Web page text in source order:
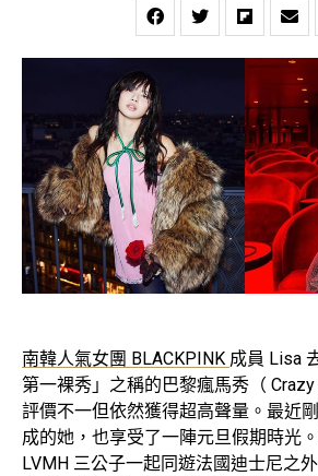
南韓人氣女團 BLACKPINK 成員 Lisa
第一裸秀」之稱的巴黎瘋馬秀（
評價不一但依然獲得超高聲量。最近
成的她，也享受了一陣元旦假期時光
LVMH 三公子一起同遊法國迪士尼之